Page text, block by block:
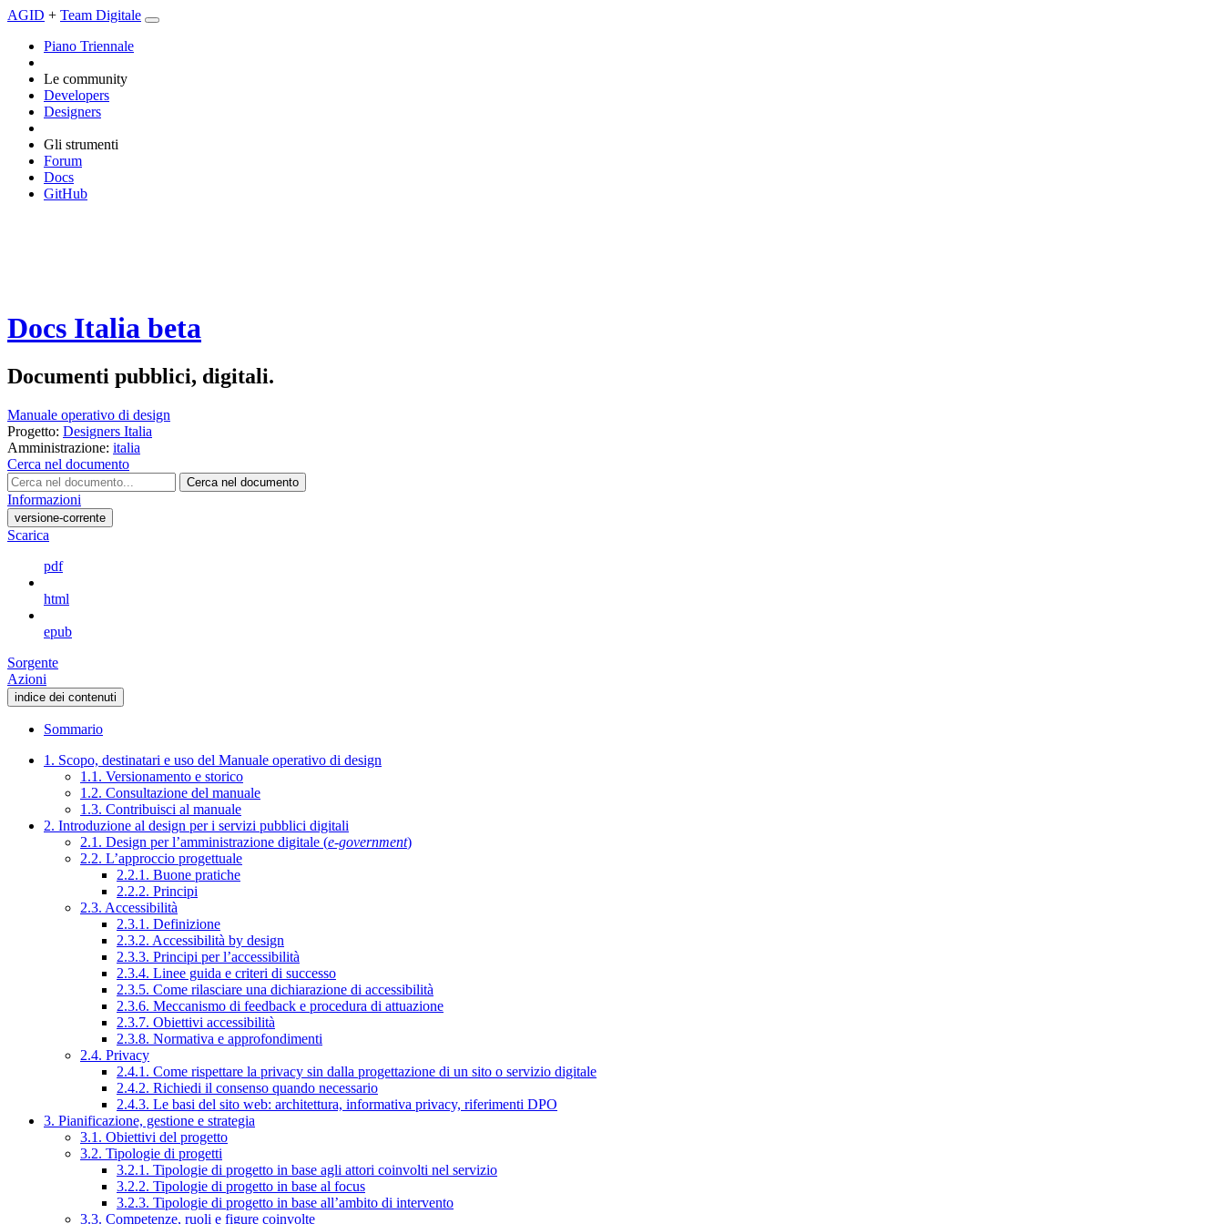
AGID + Team Digitale
Piano Triennale
Le community
Developers
Designers
Gli strumenti
Forum
Docs
GitHub
Docs Italia beta
Documenti pubblici, digitali.
Manuale operativo di design
Progetto: Designers Italia
Amministrazione: italia
Cerca nel documento
Cerca nel documento
Informazioni
versione-corrente
Scarica
pdf
html
epub
Sorgente
Azioni
indice dei contenuti
Sommario
1. Scopo, destinatari e uso del Manuale operativo di design
1.1. Versionamento e storico
1.2. Consultazione del manuale
1.3. Contribuisci al manuale
2. Introduzione al design per i servizi pubblici digitali
2.1. Design per l’amministrazione digitale (e-government)
2.2. L’approccio progettuale
2.2.1. Buone pratiche
2.2.2. Principi
2.3. Accessibilità
2.3.1. Definizione
2.3.2. Accessibilità by design
2.3.3. Principi per l’accessibilità
2.3.4. Linee guida e criteri di successo
2.3.5. Come rilasciare una dichiarazione di accessibilità
2.3.6. Meccanismo di feedback e procedura di attuazione
2.3.7. Obiettivi accessibilità
2.3.8. Normativa e approfondimenti
2.4. Privacy
2.4.1. Come rispettare la privacy sin dalla progettazione di un sito o servizio digitale
2.4.2. Richiedi il consenso quando necessario
2.4.3. Le basi del sito web: architettura, informativa privacy, riferimenti DPO
3. Pianificazione, gestione e strategia
3.1. Obiettivi del progetto
3.2. Tipologie di progetti
3.2.1. Tipologie di progetto in base agli attori coinvolti nel servizio
3.2.2. Tipologie di progetto in base al focus
3.2.3. Tipologie di progetto in base all’ambito di intervento
3.3. Competenze, ruoli e figure coinvolte